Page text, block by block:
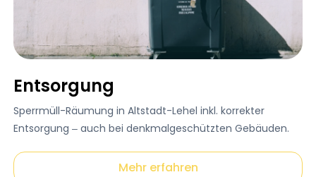
Entsorgung
Sperrmüll-Räumung in Altstadt-Lehel inkl. korrekter
Entsorgung – auch bei denkmalgeschützten Gebäuden.
Mehr erfahren